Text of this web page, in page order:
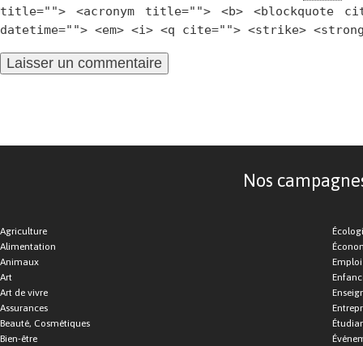
title=""> <acronym title=""> <b> <blockquote
datetime=""> <em> <i> <q cite=""> <strike>
Nos
Agriculture
Alimentation
Animaux
Art
Art de vivre
Assurances
Beauté, Cosmétiques
Bien-être
Emploi